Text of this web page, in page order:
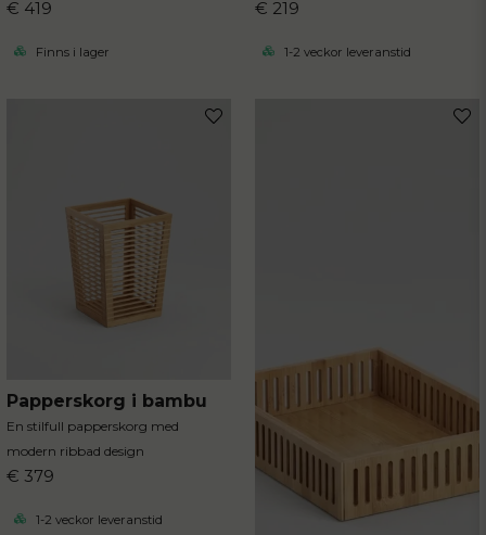
€ 419
Finns i lager
€ 219
1-2 veckor leveranstid
Papperskorg i bambu
En stilfull papperskorg med
modern ribbad design
€ 379
1-2 veckor leveranstid